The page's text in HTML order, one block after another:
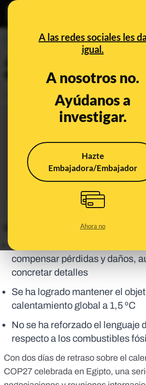
A las redes sociales les
igual.
A nosotros no.
Ayúdanos a
investigar.
Hazte
Embajadora/Embajador
Ahora no
PREBUNKING
¿Qué se ha
en la COP27?
Nov 21, 2022, 5:16:09 PM
Se ha acordado crear un
compensar pérdidas y daños,
concretar detalles
Se ha logrado mantener el
calentamiento global a 1,5 ºC
No se ha reforzado el lenguaje
respecto a los combustibles
Con dos días de retraso sobre el
COP27 celebrada en Egipto, una